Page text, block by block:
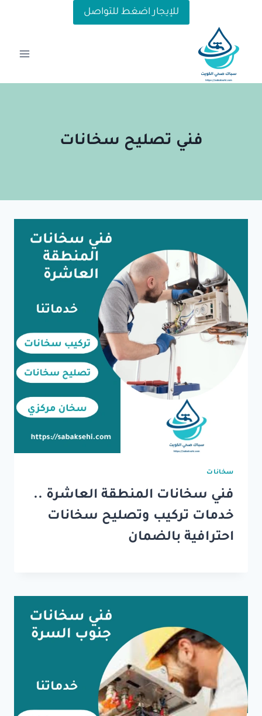
المحتوى
للإيجار اضغط للتواصل
فني تصليح سخانات
سخانات
فني سخانات المنطقة العاشرة ..
خدمات تركيب وتصليح سخانات
احترافية بالضمان